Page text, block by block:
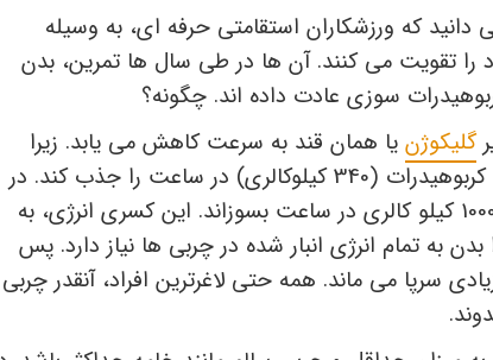
دانید که ورزشکاران استقامتی حرفه ای، به وسیله
را تقویت می کنند. آن ها در طی سال ها تمرین، بدن
سوزی عادت داده اند. چگونه؟
گلیکوژن یا همان قند به سرعت کاهش می یابد. زیرا
دستگاه گوارش نمی تواند بیشتر از 85 گرم کربوهیدرات (340 کیلوکالری) در ساعت را جذب کند. در
حالی که ممکن است بدن یک ورزشکار تا 1000 کیلو کالری در ساعت بسوزاند. این کسری انرژی، به
به تمام انرژی انبار شده در چربی ها نیاز دارد. پس
سرپا می ماند. همه حتی لاغرترین افراد، آنقدر چربی